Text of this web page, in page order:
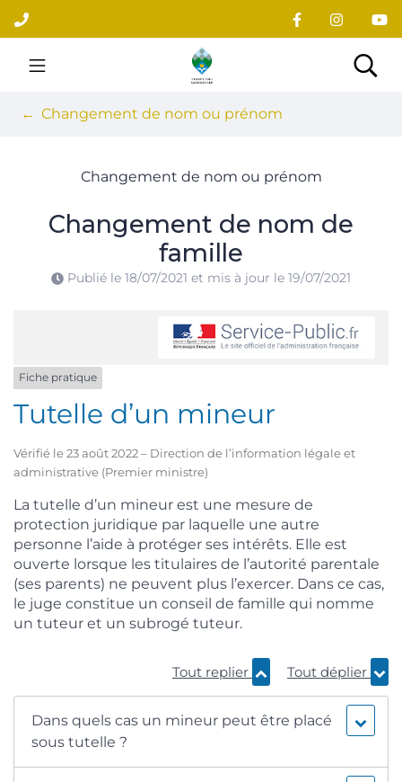
Aller
au
contenu
Site officiel du village
Changement de nom ou prénom
Changement de nom ou prénom
Changement de nom de
famille
Publié le 18/07/2021 et mis à jour le 19/07/2021
Fiche pratique
Tutelle d’un mineur
Vérifié le 23 août 2022 – Direction de l’information légale et
administrative (Premier ministre)
La tutelle d’un mineur est une mesure de
protection juridique par laquelle une autre
personne l’aide à protéger ses intérêts. Elle est
ouverte lorsque les titulaires de l’autorité parentale
(ses parents) ne peuvent plus l’exercer. Dans ce cas,
le juge constitue un conseil de famille qui nomme
un tuteur et un subrogé tuteur.
Tout replier Tout déplier
Dans quels cas un mineur peut être placé
sous tutelle ?